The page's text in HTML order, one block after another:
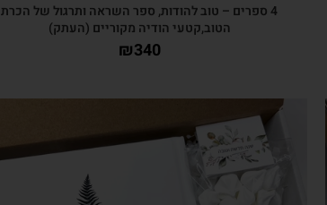
4 ספרים – טוב להודות, ספר השראה ותרגול של הכרת
הטוב,קטעי הודיה מקוריים (העתק)
₪340
צפייה מהירה